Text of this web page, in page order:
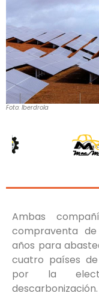
Foto: Iberdrola
Ambas
compraventa
años para
cuatro países
por la
descarbonización.